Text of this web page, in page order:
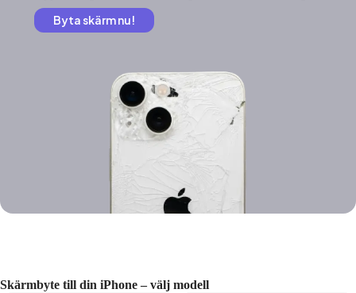
Byta skärm nu!
Skärmbyte till din iPhone – välj modell